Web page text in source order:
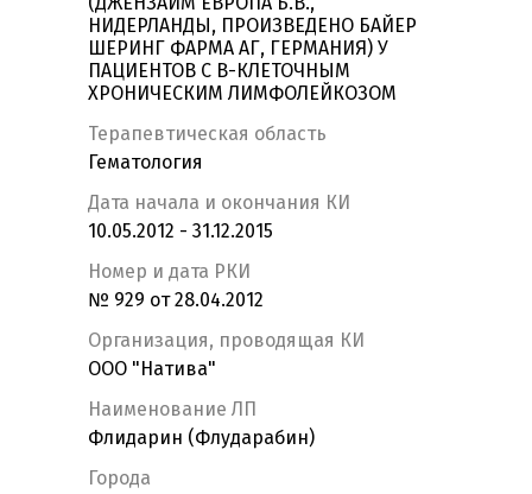
НИДЕРЛАНДЫ, ПРОИЗВЕДЕНО БАЙЕР
ШЕРИНГ ФАРМА АГ, ГЕРМАНИЯ) У
ПАЦИЕНТОВ С В-КЛЕТОЧНЫМ
ХРОНИЧЕСКИМ ЛИМФОЛЕЙКОЗОМ
Терапевтическая область
Гематология
Дата начала и окончания КИ
10.05.2012 - 31.12.2015
Номер и дата РКИ
№ 929 от 28.04.2012
Организация, проводящая КИ
ООО "Натива"
Наименование ЛП
Флидарин (Флударабин)
Города